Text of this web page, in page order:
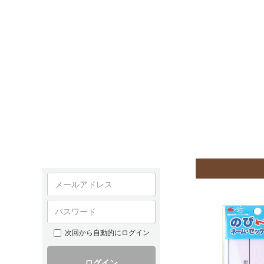
次回から自動的にログイン